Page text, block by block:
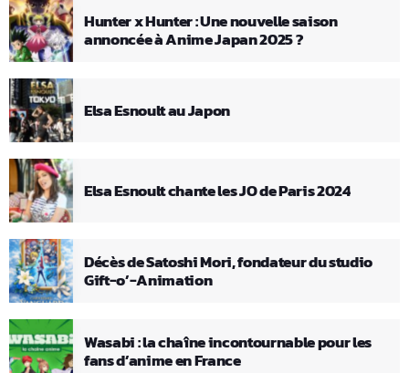
Hunter x Hunter : Une nouvelle saison
annoncée à Anime Japan 2025 ?
Elsa Esnoult au Japon
Elsa Esnoult chante les JO de Paris 2024
Décès de Satoshi Mori, fondateur du studio
Gift-o’-Animation
Wasabi : la chaîne incontournable pour les
fans d’anime en France